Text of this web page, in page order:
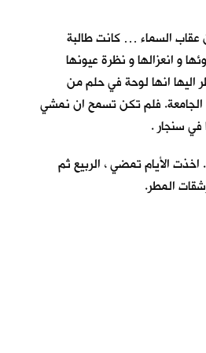
عقاب السماء … كانت طالبة
و انعزالها و نظرة عيونها
اليها انها لوحة في حلم من
الجامعة. فلم تكن تسمح ان نمشي
في سنجار .
الأيام تمضي ، الربيع ثم
المطر.